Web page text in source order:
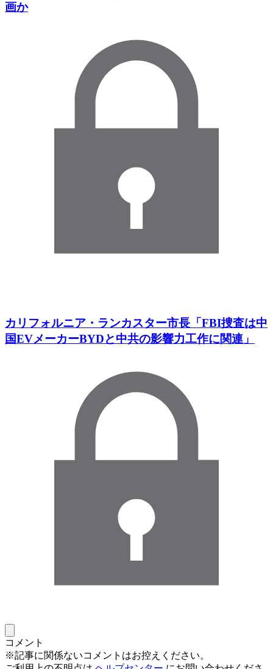
画か
カリフォルニア・ランカスター市長「FBI捜査は中
国EVメーカーBYDと中共の影響力工作に関連」
コメント
※記事に関係ないコメントはお控えください。